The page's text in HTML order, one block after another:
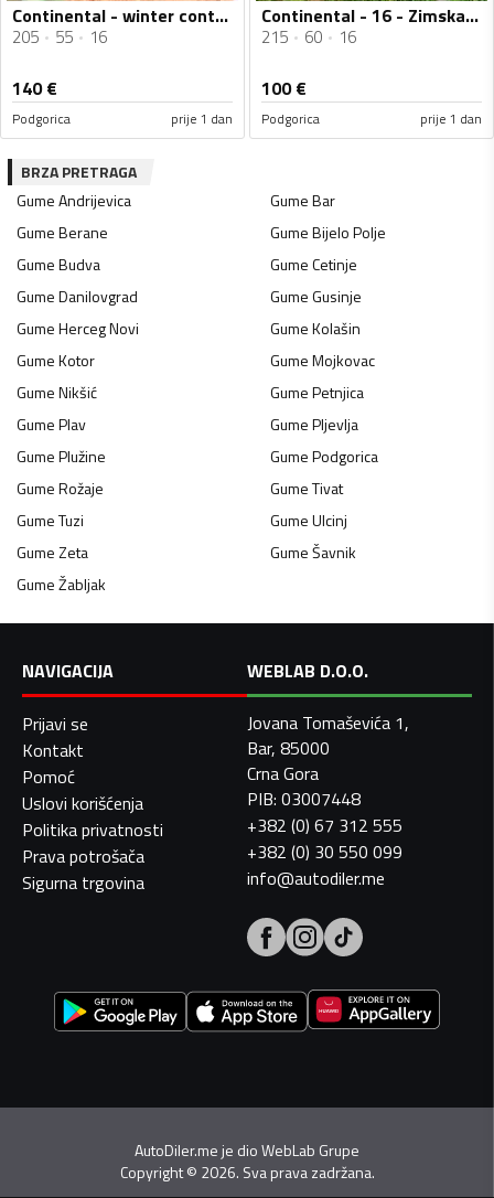
Continental - winter contact - Univerzalna guma
205 55 16
140€
Podgorica prije 1 dan
Continental - 16 - Zimska guma
215 60 16
100€
Podgorica prije 1 dan
BRZA PRETRAGA
GumeAndrijevica GumeBar
GumeBerane GumeBijelo Polje
GumeBudva GumeCetinje
GumeDanilovgrad GumeGusinje
GumeHerceg Novi GumeKolašin
GumeKotor GumeMojkovac
GumeNikšić GumePetnjica
GumePlav GumePljevlja
GumePlužine GumePodgorica
GumeRožaje GumeTivat
GumeTuzi GumeUlcinj
GumeZeta GumeŠavnik
GumeŽabljak
NAVIGACIJA
Prijavi se
Kontakt
Pomoć
Uslovi korišćenja
Politika privatnosti
Prava potrošača
Sigurna trgovina
WEBLAB D.O.O.
Jovana Tomaševića 1,
Bar, 85000
Crna Gora
PIB: 03007448
+382 (0) 67 312 555
+382 (0) 30 550 099
info@autodiler.me
AutoDiler.me je dioWebLab Grupe
Copyright© 2026. Sva prava zadržana.